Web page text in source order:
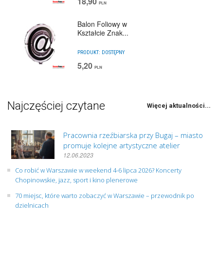
PLN
Balon Foliowy w
Kształcie Znak...
PRODUKT: DOSTĘPNY
5,20 PLN
Najczęściej czytane Więcej aktualności...
Pracownia rzeźbiarska przy Bugaj – miasto
promuje kolejne artystyczne atelier
12.06.2023
Co robić w Warszawie w weekend 4-6 lipca 2026? Koncerty
Chopinowskie, jazz, sport i kino plenerowe
70 miejsc, które warto zobaczyć w Warszawie – przewodnik po
dzielnicach